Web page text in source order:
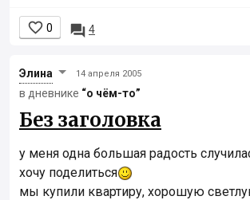
 0  4
Элинa 14 апреля 2005
в дневнике “о чём-то”
Без заголовка
у меня одна большая радость
хочу поделиться
мы купили квартиру, хорошую